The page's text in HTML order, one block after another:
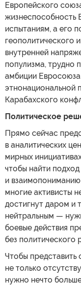
Европейского
жизнеспособность
испытаниям, а его
геополитического
внутренней
популизма, трудно
амбиции
этнонациональной
Карабахского
Политическое
Прямо сейчас
в аналитических
мирных
чтобы найти
и
многие активисты
достигнут даром и
нейтральным —
боевые действия
без политического
Чтобы
не только
нужно нечто